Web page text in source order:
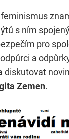
feminismus
s ním
pro
a
diskutovat
Zemen.